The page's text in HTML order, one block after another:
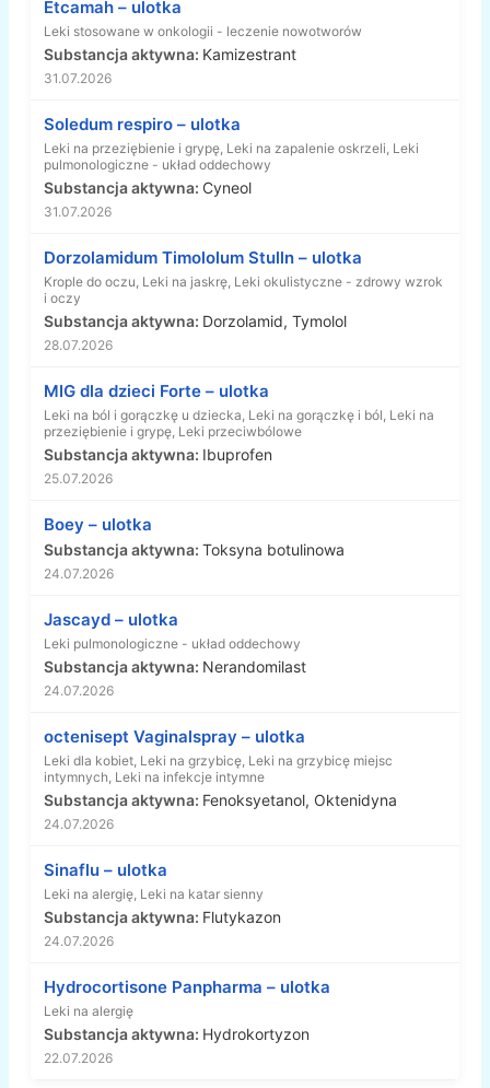
Etcamah – ulotka
Leki stosowane w onkologii - leczenie nowotworów
Substancja aktywna: Kamizestrant
31.07.2026
Soledum respiro – ulotka
Leki na przeziębienie i grypę, Leki na zapalenie oskrzeli, Leki
pulmonologiczne - układ oddechowy
Substancja aktywna: Cyneol
31.07.2026
Dorzolamidum Timololum Stulln – ulotka
Krople do oczu, Leki na jaskrę, Leki okulistyczne - zdrowy wzrok
i oczy
Substancja aktywna: Dorzolamid, Tymolol
28.07.2026
MIG dla dzieci Forte – ulotka
Leki na ból i gorączkę u dziecka, Leki na gorączkę i ból, Leki na
przeziębienie i grypę, Leki przeciwbólowe
Substancja aktywna: Ibuprofen
25.07.2026
Boey – ulotka
Substancja aktywna: Toksyna botulinowa
24.07.2026
Jascayd – ulotka
Leki pulmonologiczne - układ oddechowy
Substancja aktywna: Nerandomilast
24.07.2026
octenisept Vaginalspray – ulotka
Leki dla kobiet, Leki na grzybicę, Leki na grzybicę miejsc
intymnych, Leki na infekcje intymne
Substancja aktywna: Fenoksyetanol, Oktenidyna
24.07.2026
Sinaflu – ulotka
Leki na alergię, Leki na katar sienny
Substancja aktywna: Flutykazon
24.07.2026
Hydrocortisone Panpharma – ulotka
Leki na alergię
Substancja aktywna: Hydrokortyzon
22.07.2026